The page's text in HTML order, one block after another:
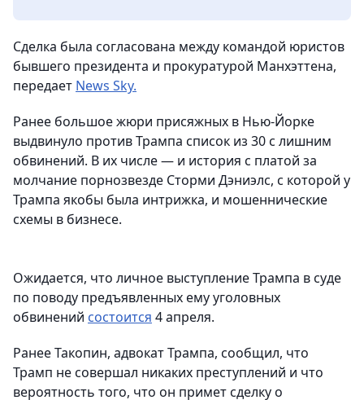
Сделка была согласована между командой юристов
бывшего президента и прокуратурой Манхэттена,
передает News Sky.
Ранее большое жюри присяжных в Нью-Йорке
выдвинуло против Трампа список из 30 с лишним
обвинений. В их числе — и история с платой за
молчание порнозвезде Сторми Дэниэлс, с которой у
Трампа якобы была интрижка, и мошеннические
схемы в бизнесе.
Ожидается, что личное выступление Трампа в суде
по поводу предъявленных ему уголовных
обвинений состоится 4 апреля.
Ранее Такопин, адвокат Трампа, сообщил, что
Трамп не совершал никаких преступлений и что
вероятность того, что он примет сделку о